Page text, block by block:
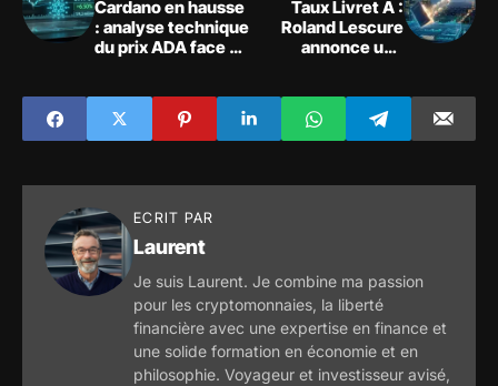
Cardano en hausse
: analyse technique
du prix ADA face au
Taux Livret A :
Roland Lescure
annonce une
ECRIT PAR
Laurent
Je suis Laurent. Je combine ma passion
pour les cryptomonnaies, la liberté
financière avec une expertise en finance et
une solide formation en économie et en
philosophie. Voyageur et investisseur avisé,